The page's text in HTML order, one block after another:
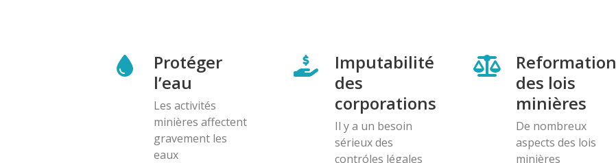
Protéger
l’eau
Les activités
minières affectent
gravement les
eaux
Imputabilité
des
corporations
Il y a un besoin
sérieux des
contróles légales
Reformation
des lois
minières
De nombreux
aspects des lois
minières